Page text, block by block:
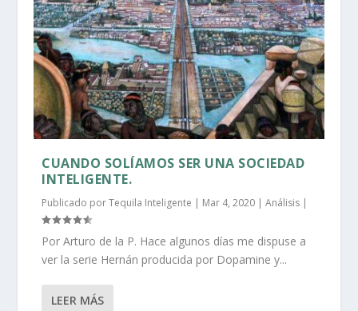
CUANDO SOLÍAMOS SER UNA SOCIEDAD
INTELIGENTE.
Publicado porTequila Inteligente Mar 4, 2020 |Análisis
Por Arturo de la P. Hace algunos días me dispuse a
ver la serie Hernán producida por Dopamine y...
LEER MÁS